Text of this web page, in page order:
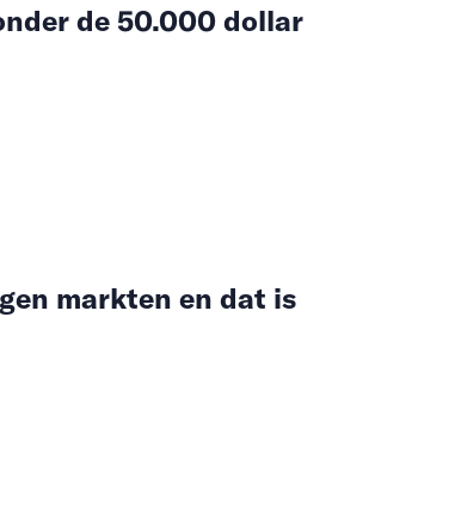
de 50.000 dollar
markten en dat is